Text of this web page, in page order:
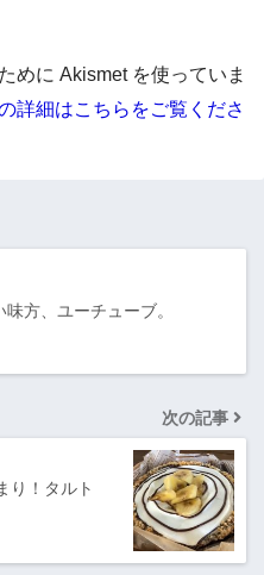
めに Akismet を使っていま
詳細はこちらをご覧くださ
方、ユーチューブ。
次の記事
り！タルト